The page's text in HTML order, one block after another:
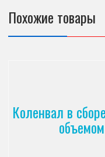
Похожие товары
Коленвал в